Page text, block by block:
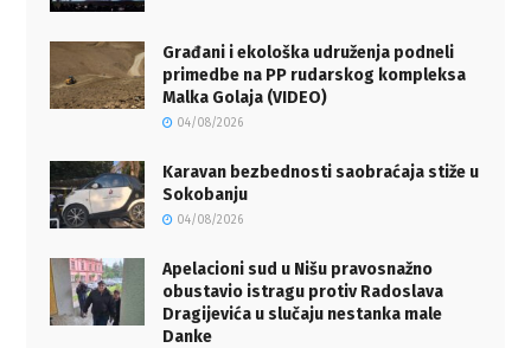
Građani i ekološka udruženja podneli
primedbe na PP rudarskog kompleksa
Malka Golaja (VIDEO)
04/08/2026
Karavan bezbednosti saobraćaja stiže u
Sokobanju
04/08/2026
Apelacioni sud u Nišu pravosnažno
obustavio istragu protiv Radoslava
Dragijevića u slučaju nestanka male
Danke